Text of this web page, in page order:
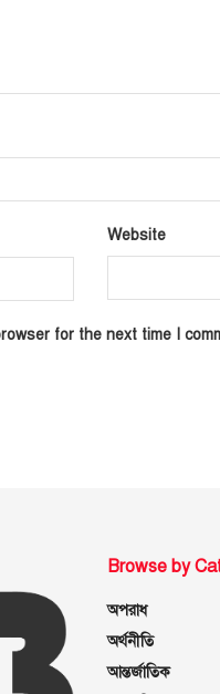
Website
for the next time I
Browse by
অপরাধ
অর্থনীতি
আন্তর্জাতিক